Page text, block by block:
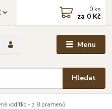
Menu
Hledat
0 ks
za 0 Kč
vodítko - z 8 pramenů